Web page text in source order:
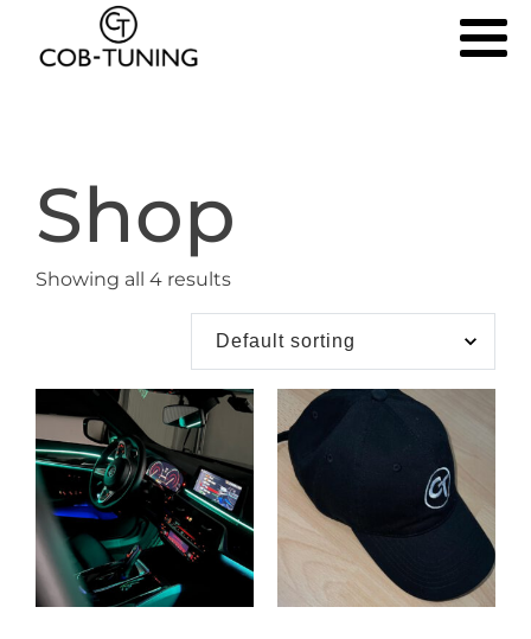
Shop
Showing all 4 results